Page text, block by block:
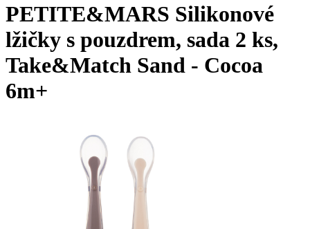
PETITE&MARS Silikonové
lžičky s pouzdrem, sada 2 ks,
Take&Match Sand - Cocoa
6m+